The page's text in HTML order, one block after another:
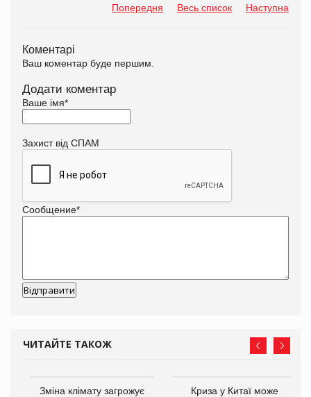
Попередня Весь список Наступна
Коментарі
Ваш коментар буде першим.
Додати коментар
Ваше імя*
Захист від СПАМ
Сообщение*
ЧИТАЙТЕ ТАКОЖ
Зміна клімату загрожує Криза у Китаї може